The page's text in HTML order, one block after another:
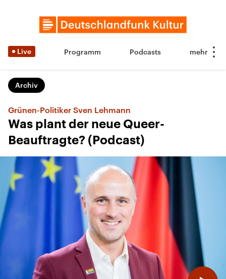
Live Programm Podcasts
Archiv
Grünen-Politiker Sven Lehmann
Was plant der neue Queer-
Beauftragte? (Podcast)